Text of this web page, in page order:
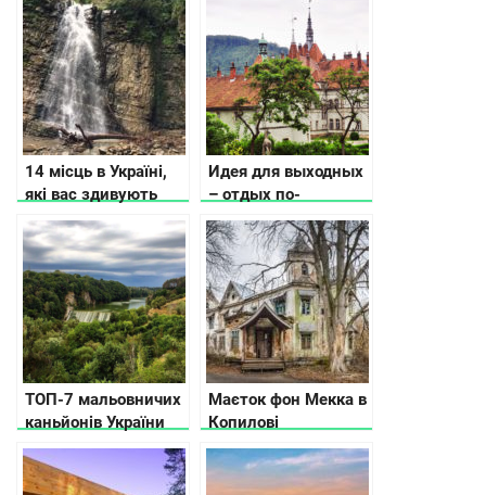
14 місць в Україні,
які вас здивують
Идея для выходных
– отдых по-
королевски в
Украине
ТОП-7 мальовничих
каньйонів України
Маєток фон Мекка в
Копилові